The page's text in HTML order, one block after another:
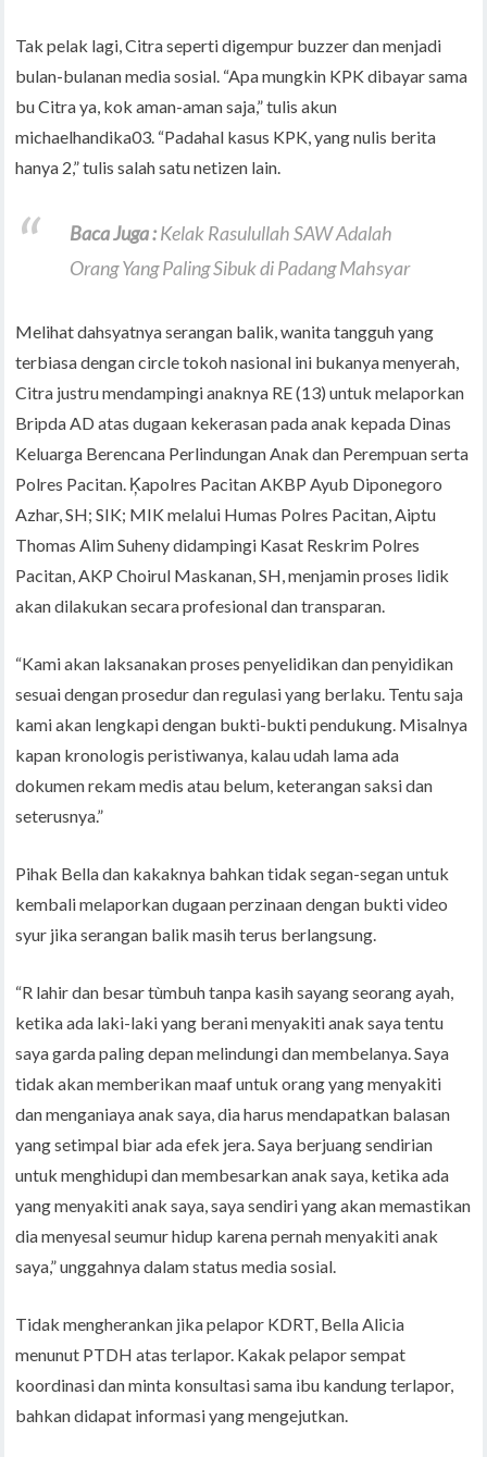
Tak pelak lagi, Citra seperti digempur buzzer dan menjadi
bulan-bulanan media sosial. “Apa mungkin KPK dibayar sama
bu Citra ya, kok aman-aman saja,” tulis akun
michaelhandika03. “Padahal kasus KPK, yang nulis berita
hanya 2,” tulis salah satu netizen lain.
Baca Juga :Kelak Rasulullah SAW Adalah
Orang Yang Paling Sibuk di Padang Mahsyar
Melihat dahsyatnya serangan balik, wanita tangguh yang
terbiasa dengan circle tokoh nasional ini bukanya menyerah,
Citra justru mendampingi anaknya RE (13) untuk melaporkan
Bripda AD atas dugaan kekerasan pada anak kepada Dinas
Keluarga Berencana Perlindungan Anak dan Perempuan serta
Polres Pacitan. Ķapolres Pacitan AKBP Ayub Diponegoro
Azhar, SH; SIK; MIK melalui Humas Polres Pacitan, Aiptu
Thomas Alim Suheny didampingi Kasat Reskrim Polres
Pacitan, AKP Choirul Maskanan, SH, menjamin proses lidik
akan dilakukan secara profesional dan transparan.
“Kami akan laksanakan proses penyelidikan dan penyidikan
sesuai dengan prosedur dan regulasi yang berlaku. Tentu saja
kami akan lengkapi dengan bukti-bukti pendukung. Misalnya
kapan kronologis peristiwanya, kalau udah lama ada
dokumen rekam medis atau belum, keterangan saksi dan
seterusnya.”
Pihak Bella dan kakaknya bahkan tidak segan-segan untuk
kembali melaporkan dugaan perzinaan dengan bukti video
syur jika serangan balik masih terus berlangsung.
“R lahir dan besar tùmbuh tanpa kasih sayang seorang ayah,
ketika ada laki-laki yang berani menyakiti anak saya tentu
saya garda paling depan melindungi dan membelanya. Saya
tidak akan memberikan maaf untuk orang yang menyakiti
dan menganiaya anak saya, dia harus mendapatkan balasan
yang setimpal biar ada efek jera. Saya berjuang sendirian
untuk menghidupi dan membesarkan anak saya, ketika ada
yang menyakiti anak saya, saya sendiri yang akan memastikan
dia menyesal seumur hidup karena pernah menyakiti anak
saya,” unggahnya dalam status media sosial.
Tidak mengherankan jika pelapor KDRT, Bella Alicia
menunut PTDH atas terlapor. Kakak pelapor sempat
koordinasi dan minta konsultasi sama ibu kandung terlapor,
bahkan didapat informasi yang mengejutkan.